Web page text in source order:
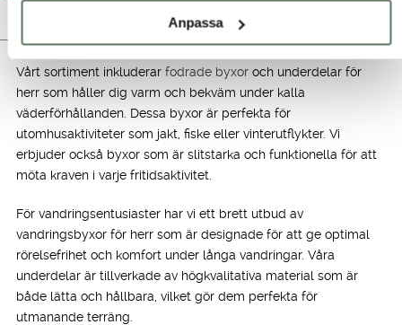
Anpassa
var:
899.00 kr.
550.00 kr.
priset
var:
699.00 kr.
priset
är:
499.00 kr.
Vårt sortiment inkluderar fodrade byxoroch underdelar för
herr som håller dig varm och bekväm under kalla
väderförhållanden. Dessa byxor är perfekta för
utomhusaktiviteter som jakt, fiske eller vinterutflykter. Vi
erbjuder också byxor som är slitstarka och funktionella för att
möta kraven i varje fritidsaktivitet.
För vandringsentusiaster har vi ett brett utbud av
vandringsbyxor för herr som är designade för att ge optimal
rörelsefrihet och komfort under långa vandringar. Våra
underdelar är tillverkade av högkvalitativa material som är
både lätta och hållbara, vilket gör dem perfekta för
utmanande terräng.